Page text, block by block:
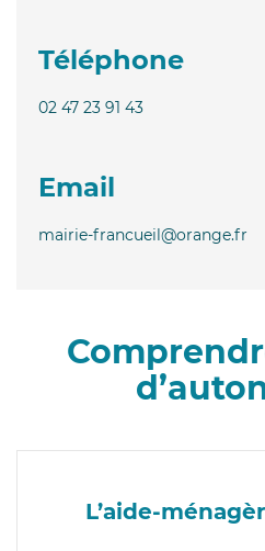
Téléphone
02 47 23 91 43
Email
mairie-francueil@orange.fr
L’aide-